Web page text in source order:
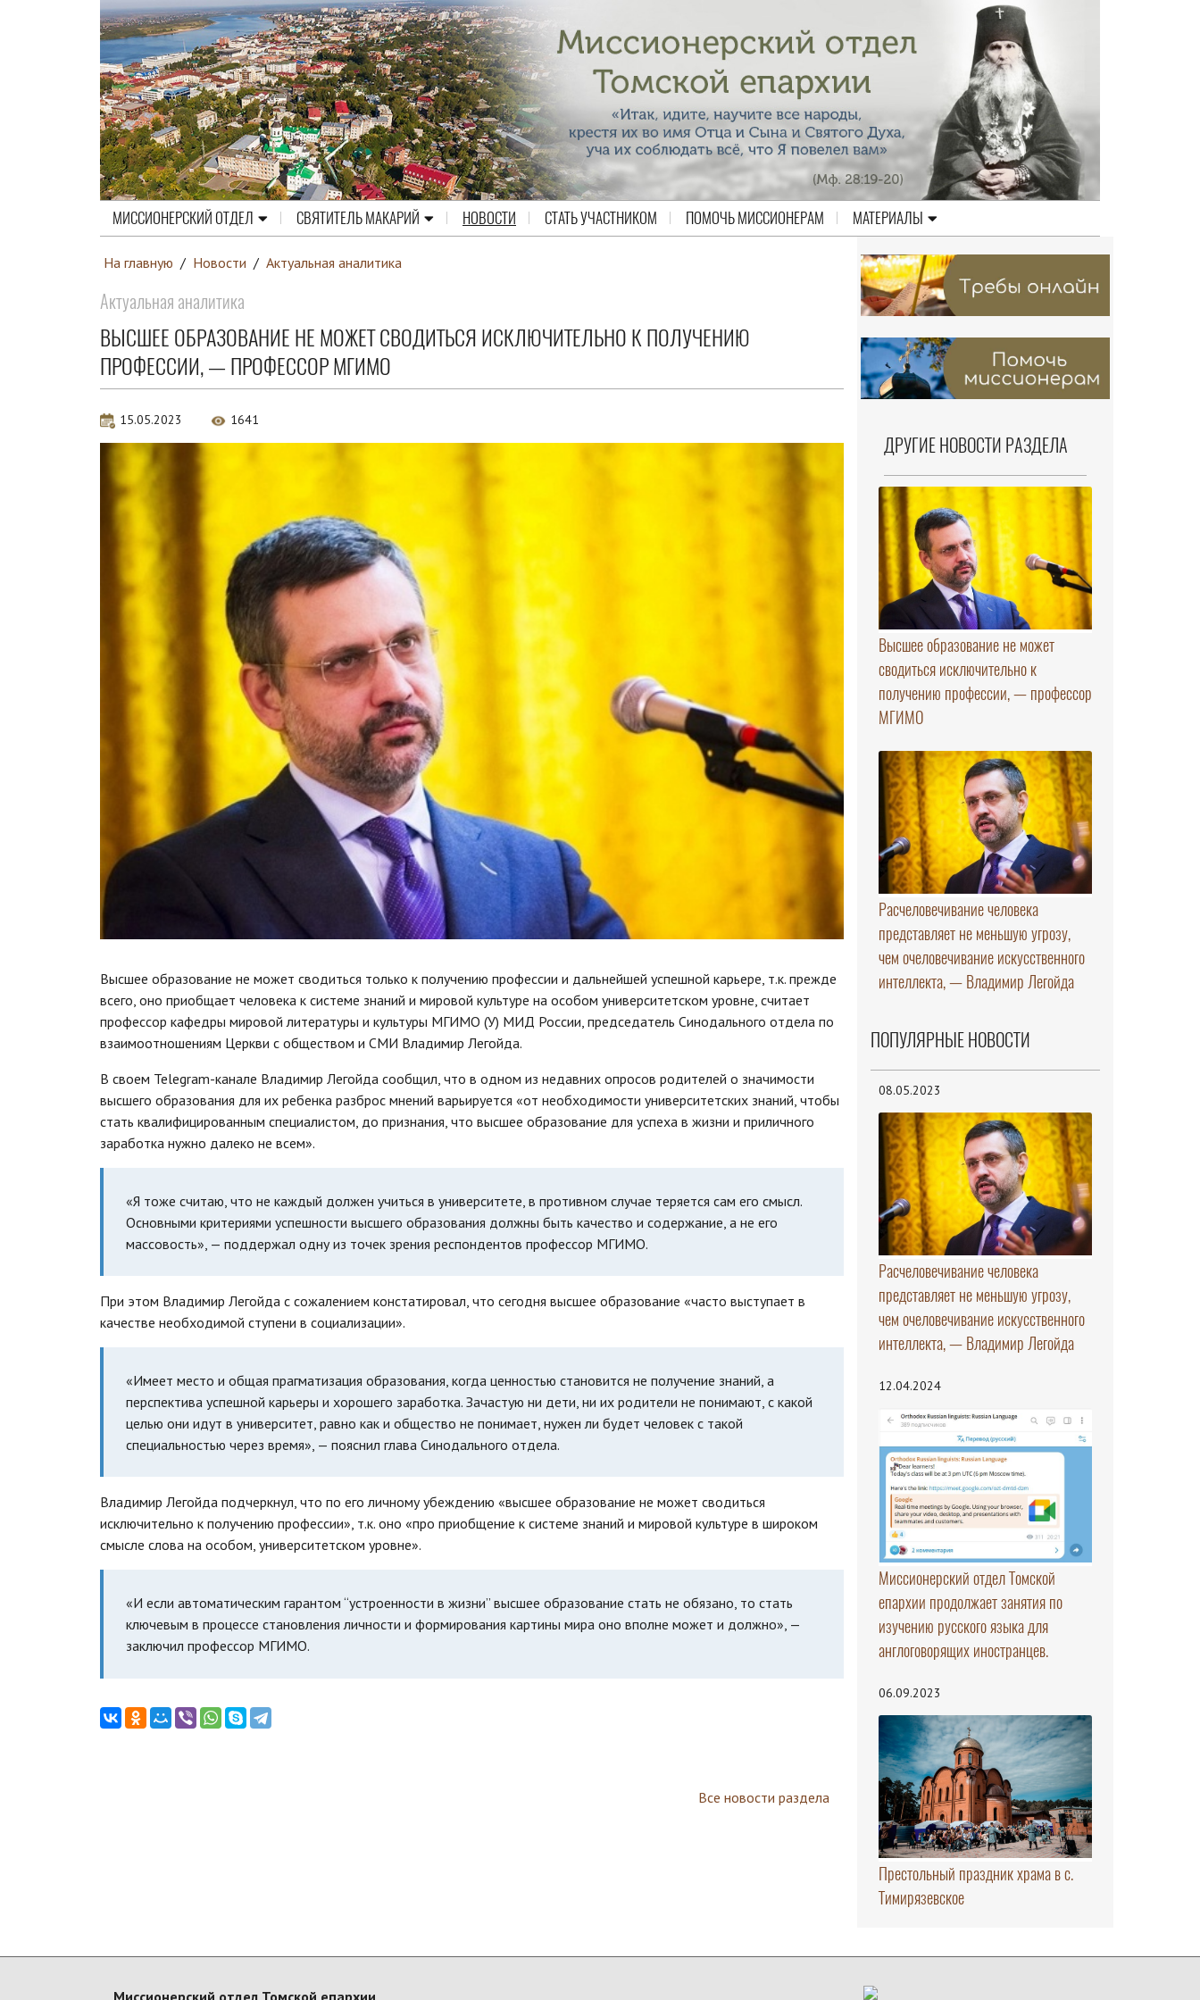
МИССИОНЕРСКИЙ ОТДЕЛ СВЯТИТЕЛЬ МАКАРИЙ НОВОСТИ СТАТЬ УЧАСТНИКОМ ПОМОЧЬ МИССИОНЕРАМ МАТЕРИАЛЫ
На главную / Новости / Актуальная аналитика
Актуальная аналитика
ВЫСШЕЕ ОБРАЗОВАНИЕ НЕ МОЖЕТ СВОДИТЬСЯ ИСКЛЮЧИТЕЛЬНО К ПОЛУЧЕНИЮ
ПРОФЕССИИ, — ПРОФЕССОР МГИМО
15.05.2023 1641
Высшее образование не может сводиться только к получению профессии и дальнейшей успешной карьере, т.к. прежде
всего, оно приобщает человека к системе знаний и мировой культуре на особом университетском уровне, считает
профессор кафедры мировой литературы и культуры МГИМО (У) МИД России, председатель Синодального отдела по
взаимоотношениям Церкви с обществом и СМИ Владимир Легойда.
В своем Telegram-канале Владимир Легойда сообщил, что в одном из недавних опросов родителей о значимости
высшего образования для их ребенка разброс мнений варьируется «от необходимости университетских знаний, чтобы
стать квалифицированным специалистом, до признания, что высшее образование для успеха в жизни и приличного
заработка нужно далеко не всем».
«Я тоже считаю, что не каждый должен учиться в университете, в противном случае теряется сам его смысл.
Основными критериями успешности высшего образования должны быть качество и содержание, а не его
массовость», — поддержал одну из точек зрения респондентов профессор МГИМО.
При этом Владимир Легойда с сожалением констатировал, что сегодня высшее образование «часто выступает в
качестве необходимой ступени в социализации».
«Имеет место и общая прагматизация образования, когда ценностью становится не получение знаний, а
перспектива успешной карьеры и хорошего заработка. Зачастую ни дети, ни их родители не понимают, с какой
целью они идут в университет, равно как и общество не понимает, нужен ли будет человек с такой
специальностью через время», — пояснил глава Синодального отдела.
Владимир Легойда подчеркнул, что по его личному убеждению «высшее образование не может сводиться
исключительно к получению профессии», т.к. оно «про приобщение к системе знаний и мировой культуре в широком
смысле слова на особом, университетском уровне».
«И если автоматическим гарантом “устроенности в жизни” высшее образование стать не обязано, то стать
ключевым в процессе становления личности и формирования картины мира оно вполне может и должно», —
заключил профессор МГИМО.
Все новости раздела
ДРУГИЕ НОВОСТИ РАЗДЕЛА
Высшее образование не может
сводиться исключительно к
получению профессии, — профессор
МГИМО
Расчеловечивание человека
представляет не меньшую угрозу,
чем очеловечивание искусственного
интеллекта, — Владимир Легойда
ПОПУЛЯРНЫЕ НОВОСТИ
08.05.2023
Расчеловечивание человека
представляет не меньшую угрозу,
чем очеловечивание искусственного
интеллекта, — Владимир Легойда
12.04.2024
Миссионерский отдел Томской
епархии продолжает занятия по
изучению русского языка для
англоговорящих иностранцев.
06.09.2023
Престольный праздник храма в с.
Тимирязевское
Миссионерский отдел Томской епархии